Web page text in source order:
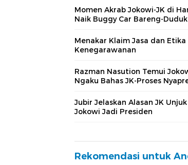
Momen Akrab Jokowi-JK di
Naik Buggy Car Bareng-
Menakar Klaim Jasa dan Etika
Kenegarawanan
Razman Nasution Temui
Ngaku Bahas JK-Proses
Jubir Jelaskan Alasan JK
Jokowi Jadi Presiden
Rekomendasi untuk